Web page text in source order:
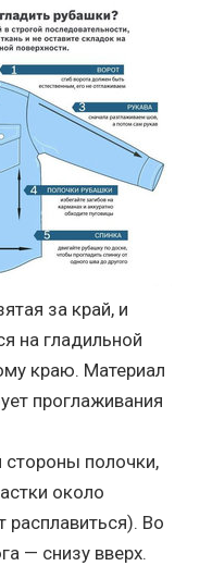
за край, и
на гладильной
краю. Материал
проглаживания
полочки,
около
расплавиться). Во
— снизу вверх.